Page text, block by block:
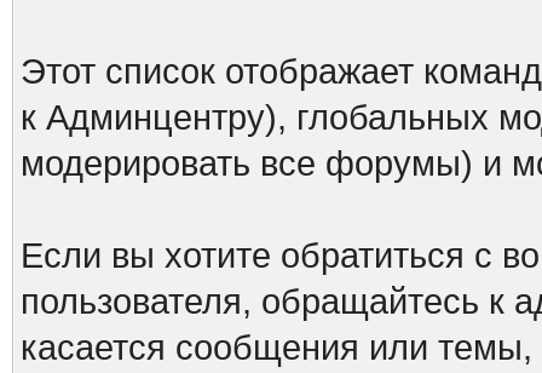
Этот список отображает
к Админцентру), глобальных
модерировать все форумы) и
Если вы хотите обратиться с
пользователя, обращайтесь к
касается сообщения или